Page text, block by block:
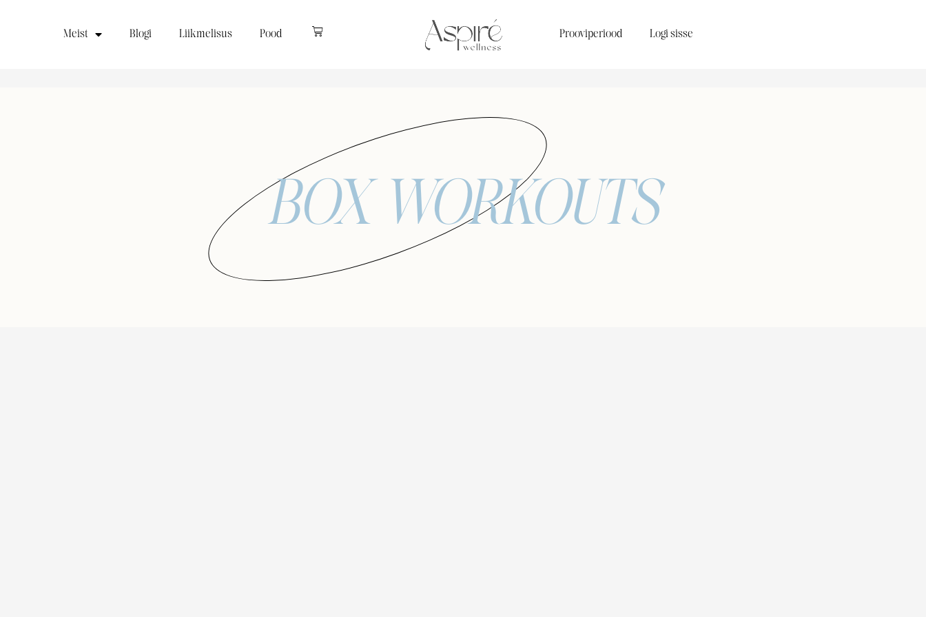
Meist Blogi Liikmelisus Pood Prooviperiood Logi sisse
BOX WORKOUTS